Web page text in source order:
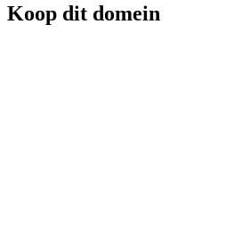
Koop dit domein